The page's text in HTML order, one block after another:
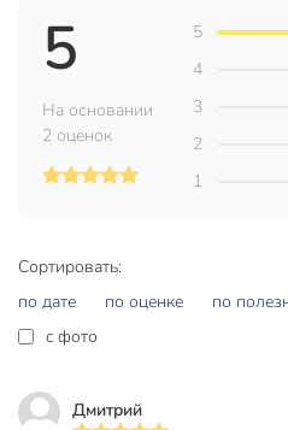
работоспособности
подключения.
исполнению за счёт
конструкции.
Помехоустойчивая схема.
40 А).
Быстрый монтаж/
защиты.
Сортировать:
по дате
по оценке
по
c фото
Дмитрий
5
На основании
2 оценок
5
4
3
2
1